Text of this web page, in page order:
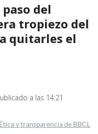
del
tropiezo del
quitarles el
a las 14:21
Ética y transparencia de BBCL